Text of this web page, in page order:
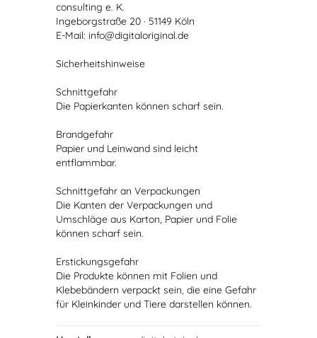
consulting e. K.
Ingeborgstraße 20 · 51149 Köln
E-Mail: info@digitaloriginal.de
Sicherheitshinweise
Schnittgefahr
Die Papierkanten können scharf sein.
Brandgefahr
Papier und Leinwand sind leicht
entflammbar.
Schnittgefahr an Verpackungen
Die Kanten der Verpackungen und
Umschläge aus Karton, Papier und Folie
können scharf sein.
Erstickungsgefahr
Die Produkte können mit Folien und
Klebebändern verpackt sein, die eine Gefahr
für Kleinkinder und Tiere darstellen können.